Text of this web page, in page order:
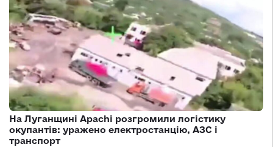
На Луганщині Apachi розгромили логістику
окупантів: уражено електростанцію, АЗС і
транспорт